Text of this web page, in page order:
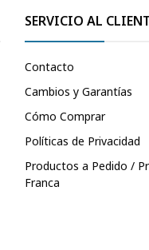
SERVICIO AL
Contacto
Cambios y Garantías
Cómo Comprar
Políticas de Privacidad
Productos a Pedido /
Franca